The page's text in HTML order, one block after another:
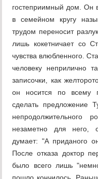
гостеприимный дом. Он
в семейном кругу
трудом переносит
лишь кокетничает со
чувства влюбленного.
человеку неприлично
записочки, как
он носится по всему
сделать предложение
непродолжительного
незаметно для него,
думает: "А приданого
После отказа доктор
было всего лишь